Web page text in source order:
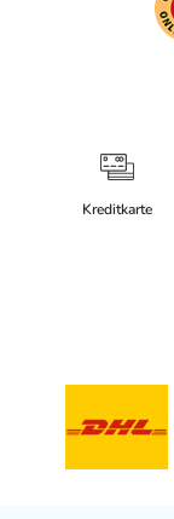
Kreditkarte